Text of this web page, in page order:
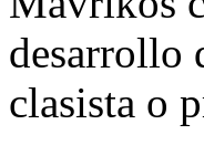
desarrollo
clasista o